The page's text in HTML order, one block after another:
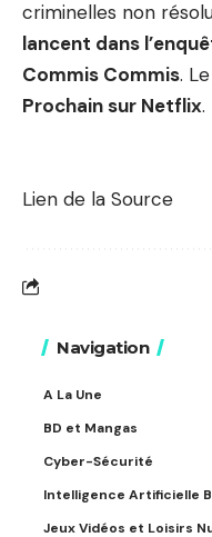
criminelles non
lancent dans
Commis Commis.
Prochain sur Netflix.
Lien de la Source
Navigation
A La Une
BD et Mangas
Cyber-Sécurité
Intelligence Artificielle
Jeux Vidéos et Loisirs